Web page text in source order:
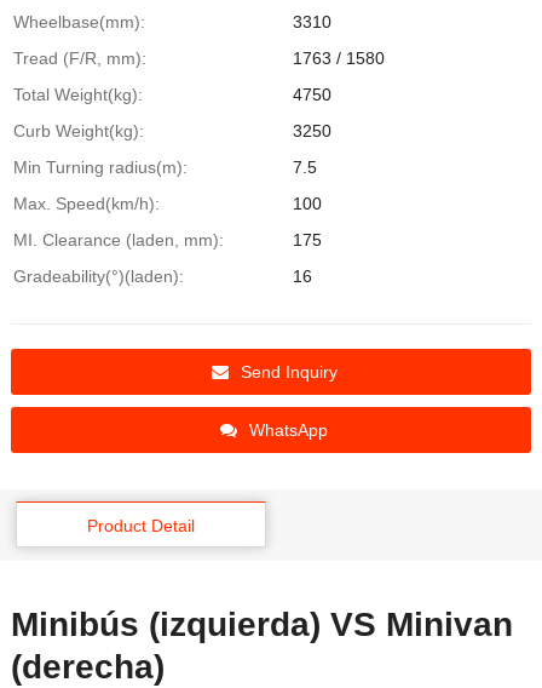
Wheelbase(mm):
3310
Tread (F/R, mm):
1763 / 1580
Total Weight(kg):
4750
Curb Weight(kg):
3250
Min Turning radius(m):
7.5
Max. Speed(km/h):
100
MI. Clearance (laden, mm):
175
Gradeability(°)(laden):
16
Send Inquiry
WhatsApp
Product Detail
Minibús (izquierda) VS Minivan
(derecha)